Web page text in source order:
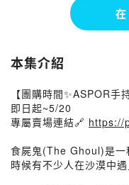
本集介紹
【團購時間✨ASPOR手
即日起~5/20
專屬賣場連結🔗 https://
食屍鬼(The Ghoul)是一
時候有不少人在沙漠中